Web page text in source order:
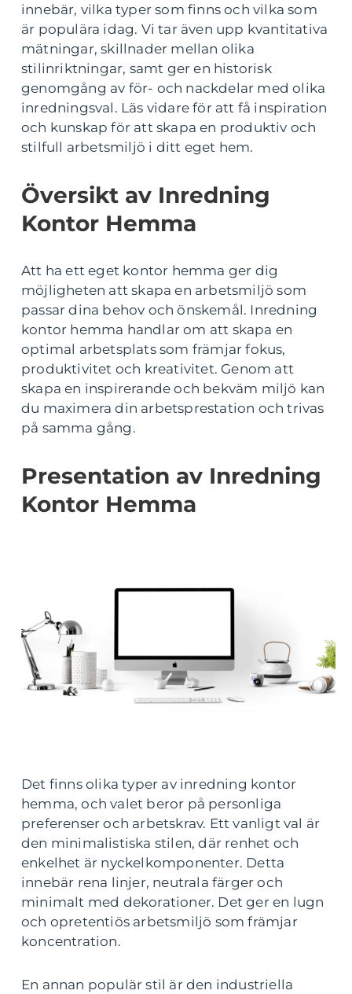
innebär, vilka typer som finns och vilka som
är populära idag. Vi tar även upp kvantitativa
mätningar, skillnader mellan olika
stilinriktningar, samt ger en historisk
genomgång av för- och nackdelar med olika
inredningsval. Läs vidare för att få inspiration
och kunskap för att skapa en produktiv och
stilfull arbetsmiljö i ditt eget hem.
Översikt av Inredning
Kontor Hemma
Att ha ett eget kontor hemma ger dig
möjligheten att skapa en arbetsmiljö som
passar dina behov och önskemål. Inredning
kontor hemma handlar om att skapa en
optimal arbetsplats som främjar fokus,
produktivitet och kreativitet. Genom att
skapa en inspirerande och bekväm miljö kan
du maximera din arbetsprestation och trivas
på samma gång.
Presentation av Inredning
Kontor Hemma
Det finns olika typer av inredning kontor
hemma, och valet beror på personliga
preferenser och arbetskrav. Ett vanligt val är
den minimalistiska stilen, där renhet och
enkelhet är nyckelkomponenter. Detta
innebär rena linjer, neutrala färger och
minimalt med dekorationer. Det ger en lugn
och opretentiös arbetsmiljö som främjar
koncentration.
En annan populär stil är den industriella